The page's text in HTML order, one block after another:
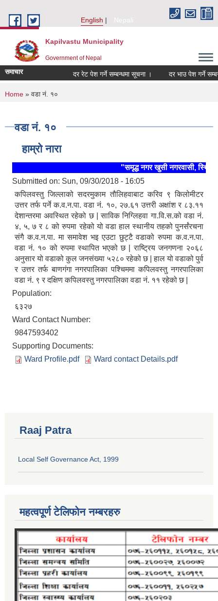
English
Nepali
Kapilvastu Municipality
Government of Nepal
समाचार दर रेट पेश गर्ने सम्बन्धमा सूचना । दर भाउ पेश गर्ने
You are here
Home » वडा नं. १०
वडा नं. १०
हाम्रो नारा
"समृद्ध नगर खुसी नगरवासी, स्थिर र
Submitted on: Sun, 09/30/2018 - 16:05
कपिलवस्तु जिल्लाको सदरमुकाम तौलिहवाबाट करिव ९ किलोमीटर
उत्तर तर्फ पर्ने क.व.न.पा. वडा नं. १०, २७.६१ उत्तरी अक्षांश र ८३.११
देशान्तरमा अवस्थित रहेको छ | साविक निग्लिहवा गा.वि.स.को वडा नं.
४, ५, ७ र ८ को रुपमा रहेको यो वडा हाल स्थानीय तहको पुनर्संरचना
संगै क.व.न.पा. मा समावेश भइ एउटा छुट्टै वडाको रुपमा क.व.न.पा.
वडा नं. १० को रुपमा स्थापित भएको छ | राष्ट्रिय जनगणना २०६८
अनुसार यो वडाको कुल जनसंख्या ५२८० रहेको छ | हाल यो वडाको पुर्व
र उत्तर तर्फ बाणगंगा नगरपालिका पश्चिममा कपिलवस्तु नगरपालिका
वडा नं. ९ र दक्षिण कपिलवस्तु नगरपालिका वडा नं. ११ रहेको छ |
Population:
६३२७
Ward Contact Number:
9847593402
Supporting Documents:
Ward Profile.pdf
Ward contact Details.pdf
Raaj Patra
Local Self Governance Act, 1999
महत्वपूर्ण टेलिफोन नम्बरहरु